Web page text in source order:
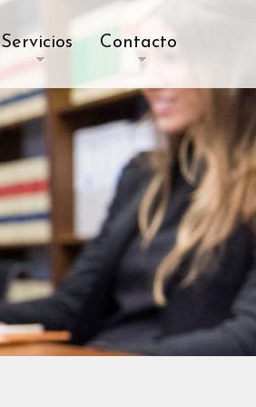
Servicios Contacto